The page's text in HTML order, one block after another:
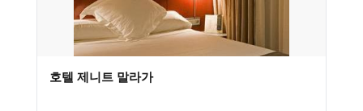
호텔 제니트 말라가